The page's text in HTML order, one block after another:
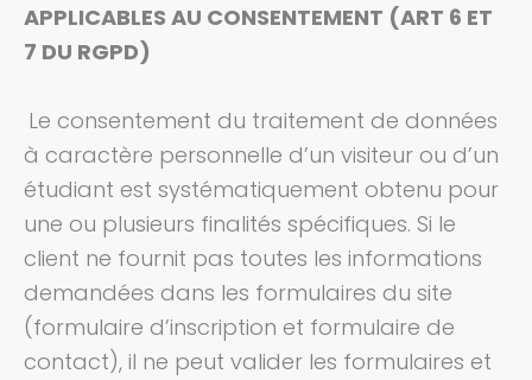
APPLICABLES AU CONSENTEMENT (ART 6 ET
7 DU RGPD)
Le consentement du traitement de données
à caractère personnelle d’un visiteur ou d’un
étudiant est systématiquement obtenu pour
une ou plusieurs finalités spécifiques. Si le
client ne fournit pas toutes les informations
demandées dans les formulaires du site
(formulaire d’inscription et formulaire de
contact), il ne peut valider les formulaires et